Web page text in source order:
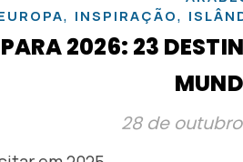
, INSPIRAÇÃO,
2026: 23
28 de